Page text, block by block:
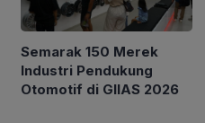
Semarak 150 Merek
Industri Pendukung
Otomotif di GIIAS 2026